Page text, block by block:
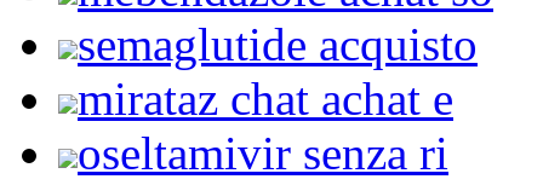
semaglutide acquisto
mirataz chat achat e
oseltamivir senza ri